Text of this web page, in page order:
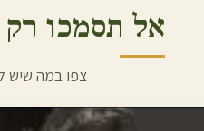
אל תסמכו
צפו במה שיש